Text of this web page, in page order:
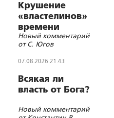
Крушение
«властелинов»
времени
Новый комментарий
от С. Югов
07.08.2026 21:43
Всякая ли
власть от Бога?
Новый комментарий